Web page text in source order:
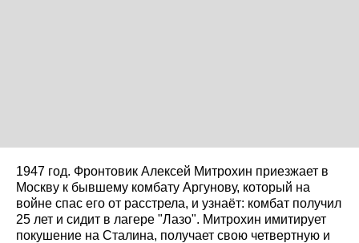
1947 год. Фронтовик Алексей Митрохин приезжает в
Москву к бывшему комбату Аргунову, который на
войне спас его от расстрела, и узнаёт: комбат получил
25 лет и сидит в лагере "Лазо". Митрохин имитирует
покушение на Сталина, получает свою четвертную и